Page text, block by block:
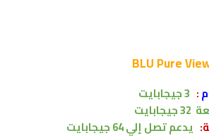
:
32
جيجابايت
يدعم تصل إلي 64 جيجابايت